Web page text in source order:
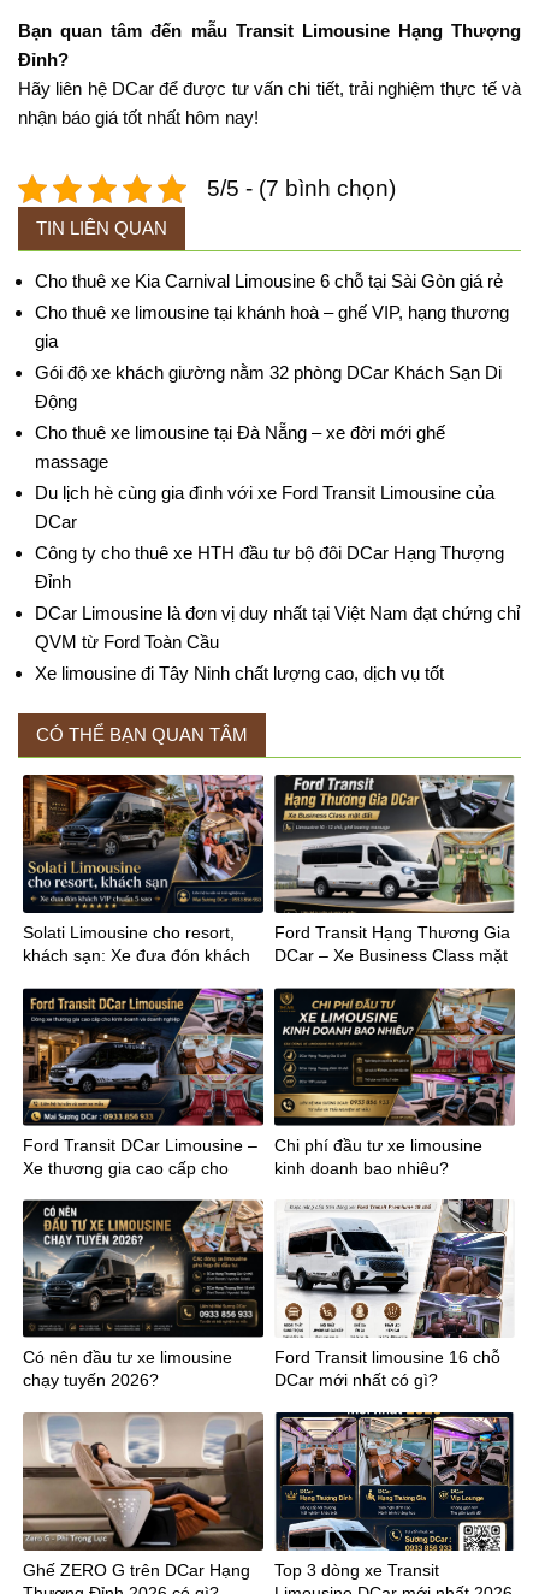
Bạn quan tâm đến mẫu Transit Limousine Hạng Thượng
Đỉnh?
Hãy liên hệ DCar để được tư vấn chi tiết, trải nghiệm thực tế và
nhận báo giá tốt nhất hôm nay!
5/5 - (7 bình chọn)
TIN LIÊN QUAN
Cho thuê xe Kia Carnival Limousine 6 chỗ tại Sài Gòn giá rẻ
Cho thuê xe limousine tại khánh hoà – ghế VIP, hạng thương
gia
Gói độ xe khách giường nằm 32 phòng DCar Khách Sạn Di
Động
Cho thuê xe limousine tại Đà Nẵng – xe đời mới ghế
massage
Du lịch hè cùng gia đình với xe Ford Transit Limousine của
DCar
Công ty cho thuê xe HTH đầu tư bộ đôi DCar Hạng Thượng
Đỉnh
DCar Limousine là đơn vị duy nhất tại Việt Nam đạt chứng chỉ
QVM từ Ford Toàn Cầu
Xe limousine đi Tây Ninh chất lượng cao, dịch vụ tốt
CÓ THỂ BẠN QUAN TÂM
Solati Limousine cho resort,
khách sạn: Xe đưa đón khách
Ford Transit Hạng Thương Gia
DCar – Xe Business Class mặt
Ford Transit DCar Limousine –
Xe thương gia cao cấp cho
Chi phí đầu tư xe limousine
kinh doanh bao nhiêu?
Có nên đầu tư xe limousine
chạy tuyến 2026?
Ford Transit limousine 16 chỗ
DCar mới nhất có gì?
Ghế ZERO G trên DCar Hạng
Top 3 dòng xe Transit